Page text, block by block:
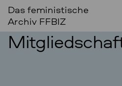
Das feministische
Archiv FFBIZ